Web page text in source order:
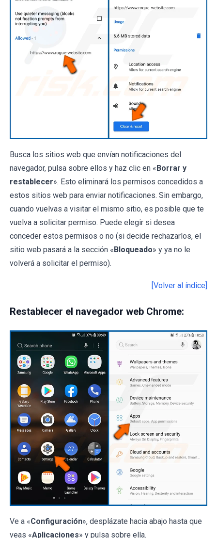
Busca los sitios web que envían notificaciones del
navegador, pulsa sobre ellos y haz clic en « Borrar y
restablecer». Esto eliminará los permisos concedidos a
estos sitios web para enviar notificaciones. Sin embargo,
cuando vuelvas a visitar el mismo sitio, es posible que te
vuelva a solicitar permiso. Puede elegir si desea
conceder estos permisos o no (si decide rechazarlos, el
sitio web pasará a la sección « Bloqueado» y ya no le
volverá a solicitar el permiso).
[Volver al índice]
Restablecer el navegador web Chrome:
Ve a «Configuración», desplázate hacia abajo hasta que
veas «Aplicaciones» y pulsa sobre ella.